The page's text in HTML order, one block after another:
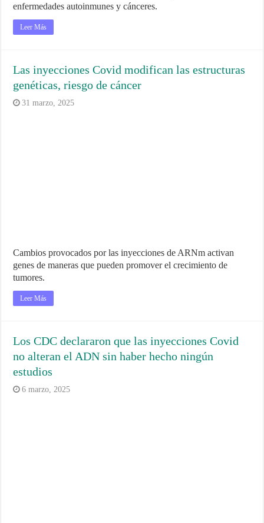
enfermedades autoinmunes y cánceres.
Leer Más
Las inyecciones Covid modifican las estructuras
genéticas, riesgo de cáncer
31 marzo, 2025
Cambios provocados por las inyecciones de ARNm activan
genes de maneras que pueden promover el crecimiento de
tumores.
Leer Más
Los CDC declararon que las inyecciones Covid
no alteran el ADN sin haber hecho ningún
estudios
6 marzo, 2025